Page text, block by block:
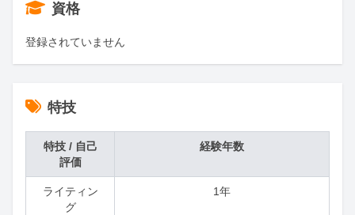
資格
登録されていません
特技
特技 / 自己
評価
経験年数
ライティン
グ
1年